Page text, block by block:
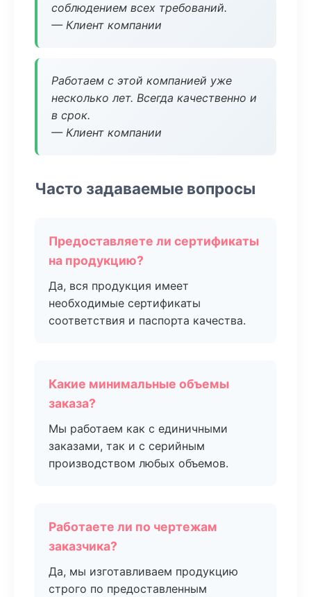
соблюдением всех требований.
— Клиент компании
Работаем с этой компанией уже
несколько лет. Всегда качественно и
в срок.
— Клиент компании
Часто задаваемые вопросы
Предоставляете ли сертификаты
на продукцию?
Да, вся продукция имеет
необходимые сертификаты
соответствия и паспорта качества.
Какие минимальные объемы
заказа?
Мы работаем как с единичными
заказами, так и с серийным
производством любых объемов.
Работаете ли по чертежам
заказчика?
Да, мы изготавливаем продукцию
строго по предоставленным